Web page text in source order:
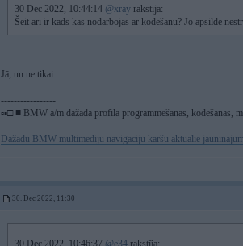
30 Dec 2022, 10:44:14 @xray rakstīja:
Šeit arī ir kāds kas nodarbojas ar kodēšanu? Jo apsilde
Jā, un ne tikai.
-----------------
▫▪□ ■ BMW a/m dažāda profila programmēšanas, kodēšanas,
Dažādu BMW multimēdiju navigāciju karšu aktuālie
30. Dec 2022, 11:30
30 Dec 2022, 10:46:37 @e34 rakstīja: